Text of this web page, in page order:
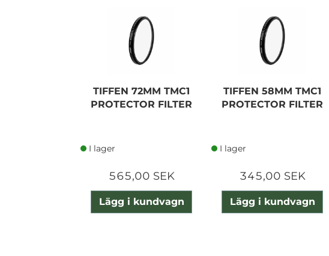
TIFFEN 72MM TMC1
PROTECTOR FILTER
I lager
565,00 SEK
Lägg i kundvagn
TIFFEN 58MM TMC1
PROTECTOR FILTER
I lager
345,00 SEK
Lägg i kundvagn